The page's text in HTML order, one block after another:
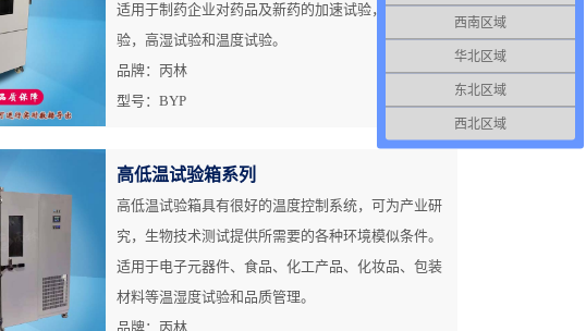
适用于制药企业对药品及新药的加速试验，长期试
验，高湿试验和温度试验。
品牌：丙林
型号：BYP
高低温试验箱系列
高低温试验箱具有很好的温度控制系统，可为产业研
究，生物技术测试提供所需要的各种环境模似条件。
适用于电子元器件、食品、化工产品、化妆品、包装
材料等温湿度试验和品质管理。
品牌：丙林
西南区域
华北区域
东北区域
西北区域